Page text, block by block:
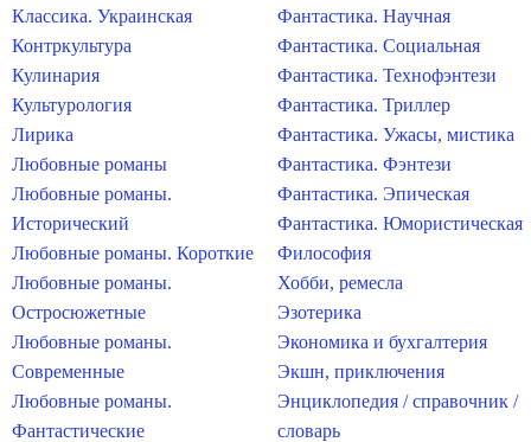
Классика. Украинская
Контркультура
Кулинария
Культурология
Лирика
Любовные романы
Любовные романы.
Исторический
Любовные романы. Короткие
Любовные романы.
Остросюжетные
Любовные романы.
Современные
Любовные романы.
Фантастические
Фантастика. Научная
Фантастика. Социальная
Фантастика. Технофэнтези
Фантастика. Триллер
Фантастика. Ужасы, мистика
Фантастика. Фэнтези
Фантастика. Эпическая
Фантастика. Юмористическая
Философия
Хобби, ремесла
Эзотерика
Экономика и бухгалтерия
Экшн, приключения
Энциклопедия / справочник /
словарь